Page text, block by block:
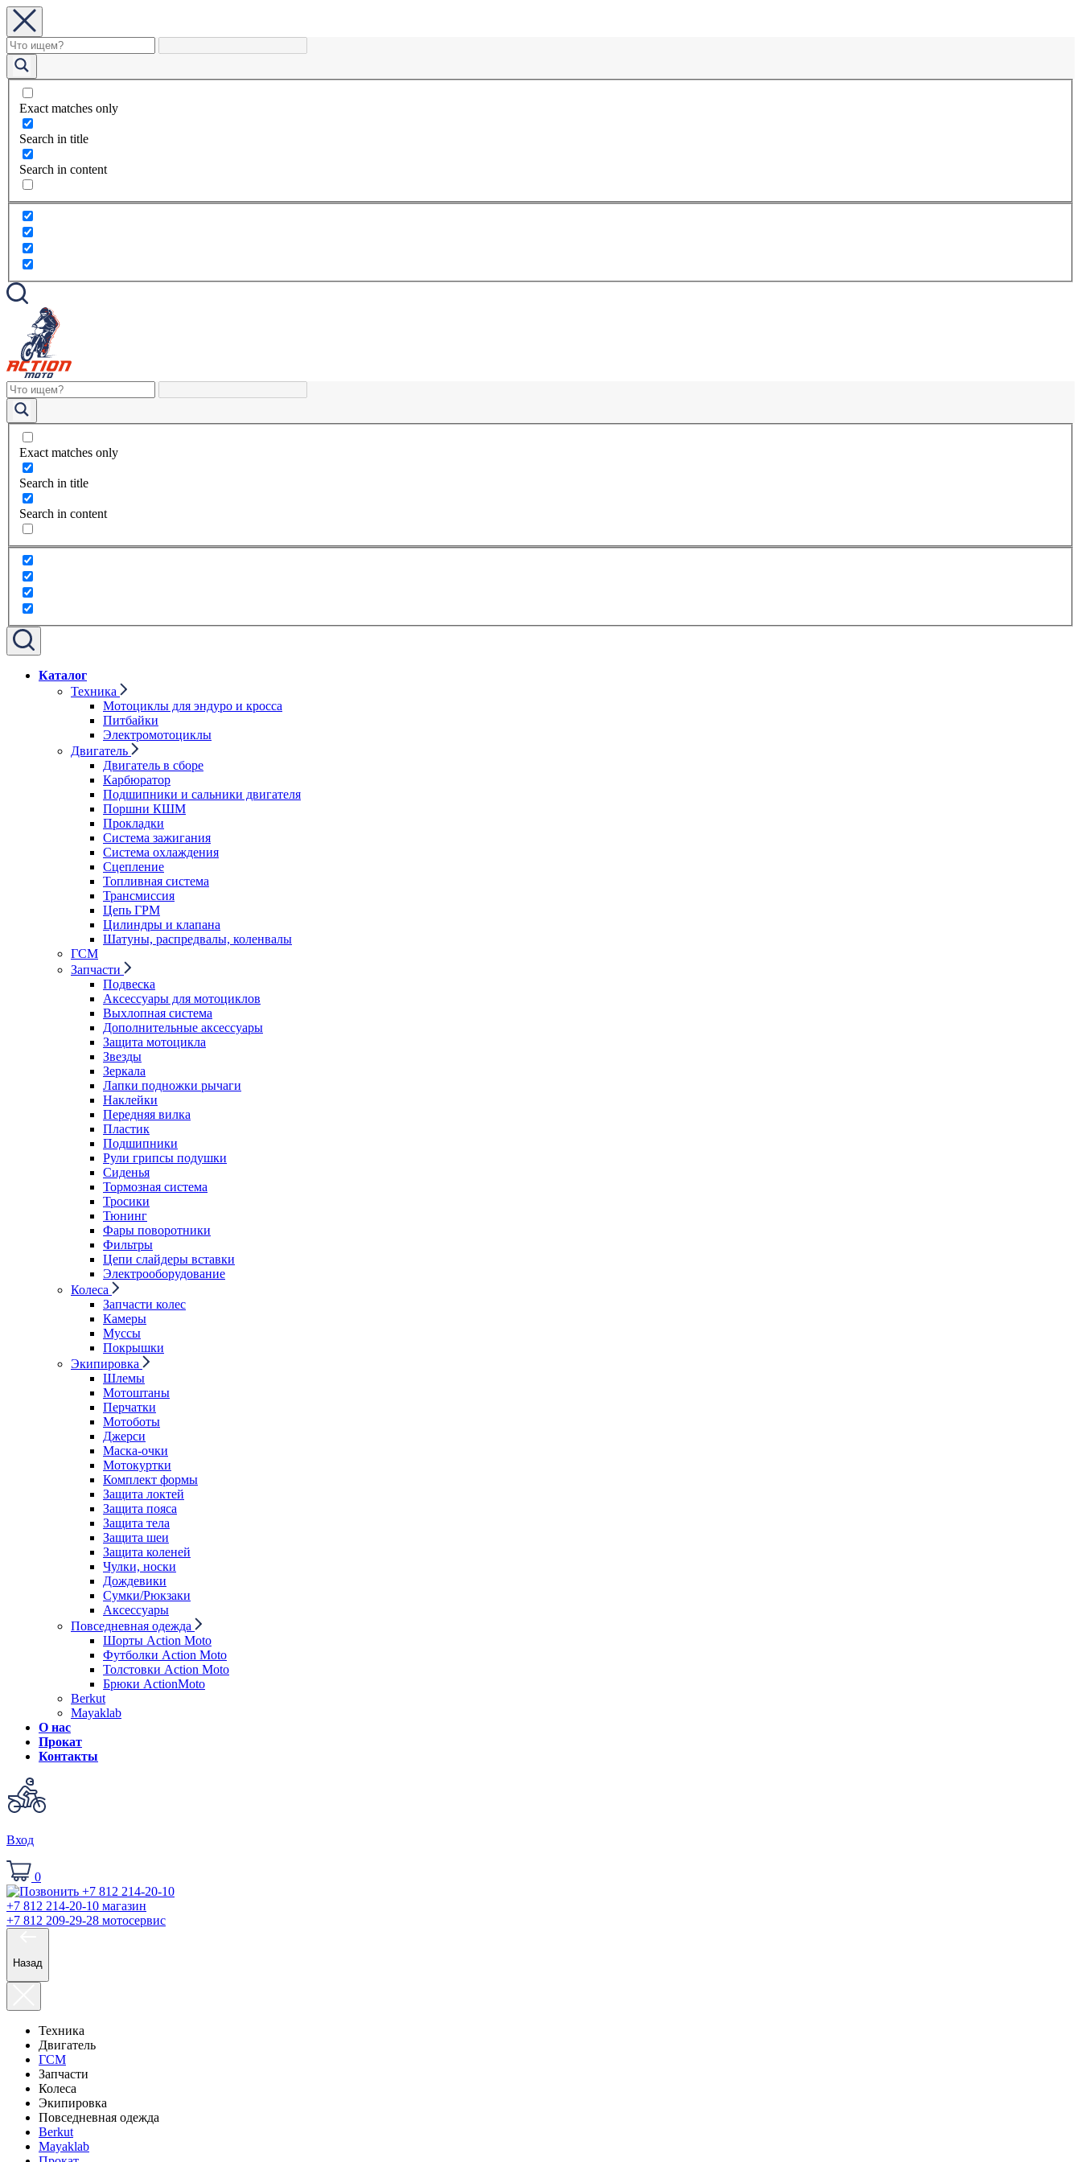
Exact matches only
Search in title
Search in content
Exact matches only
Search in title
Search in content
Каталог
Техника
Мотоциклы для эндуро и кросса
Питбайки
Электромотоциклы
Двигатель
Двигатель в сборе
Карбюратор
Подшипники и сальники двигателя
Поршни КШМ
Прокладки
Система зажигания
Система охлаждения
Сцепление
Топливная система
Трансмиссия
Цепь ГРМ
Цилиндры и клапана
Шатуны, распредвалы, коленвалы
ГСМ
Запчасти
Подвеска
Аксессуары для мотоциклов
Выхлопная система
Дополнительные аксессуары
Защита мотоцикла
Звезды
Зеркала
Лапки подножки рычаги
Наклейки
Передняя вилка
Пластик
Подшипники
Рули грипсы подушки
Сиденья
Тормозная система
Тросики
Тюнинг
Фары поворотники
Фильтры
Цепи слайдеры вставки
Электрооборудование
Колеса
Запчасти колес
Камеры
Муссы
Покрышки
Экипировка
Шлемы
Мотоштаны
Перчатки
Мотоботы
Джерси
Маска-очки
Мотокуртки
Комплект формы
Защита локтей
Защита пояса
Защита тела
Защита шеи
Защита коленей
Чулки, носки
Дождевики
Сумки/Рюкзаки
Аксессуары
Повседневная одежда
Шорты Action Moto
Футболки Action Moto
Толстовки Action Moto
Брюки ActionMoto
Berkut
Mayaklab
О нас
Прокат
Контакты
Вход
0
+7 812 214-20-10 магазин
+7 812 209-29-28 мотосервис
Назад
Техника
Двигатель
ГСМ
Запчасти
Колеса
Экипировка
Повседневная одежда
Berkut
Mayaklab